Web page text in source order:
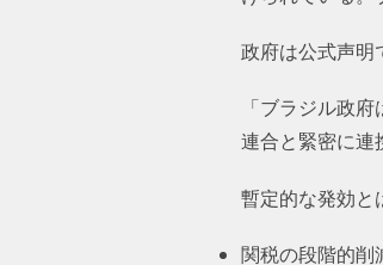
政府は公式声明
「ブラジル政
連合と緊密に連
暫定的な発効と
関税の段階的削